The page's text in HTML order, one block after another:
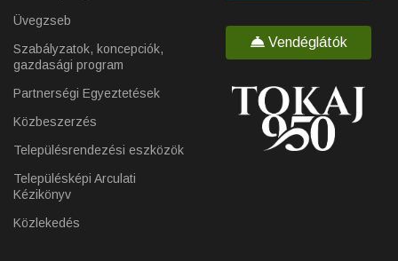
Üvegzseb
Szabályzatok, koncepciók,
gazdasági program
Partnerségi Egyeztetések
Közbeszerzés
Településrendezési eszközök
Településképi Arculati
Kézikönyv
Közlekedés
Vendéglátók